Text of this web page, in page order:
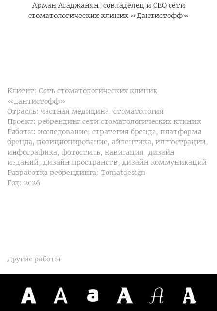
Арман Агаджанян, совладелец и СЕО сети
стоматологических клиник «Дантистофф»
Клиент: Сеть стоматологических клиник
«Дантистофф»
Отрасль: частная медицина, стоматология
Проект: ребрендинг сети стоматологических клиник
Работы: исследование, стратегия бренда, платформа
бренда, позиционирование, айдентика, иллюстрации,
инфографика, фотостиль, навигация, дизайн
изданий, дизайн пространств, дизайн коммуникаций
Разработка ребрендинга: Tomatdesign
Год: 2026
Другие работы